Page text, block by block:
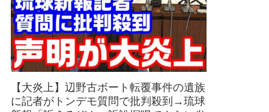
【大炎上】辺野古ボート転覆事件の遺族
に記者がトンデモ質問で批判殺到→琉球